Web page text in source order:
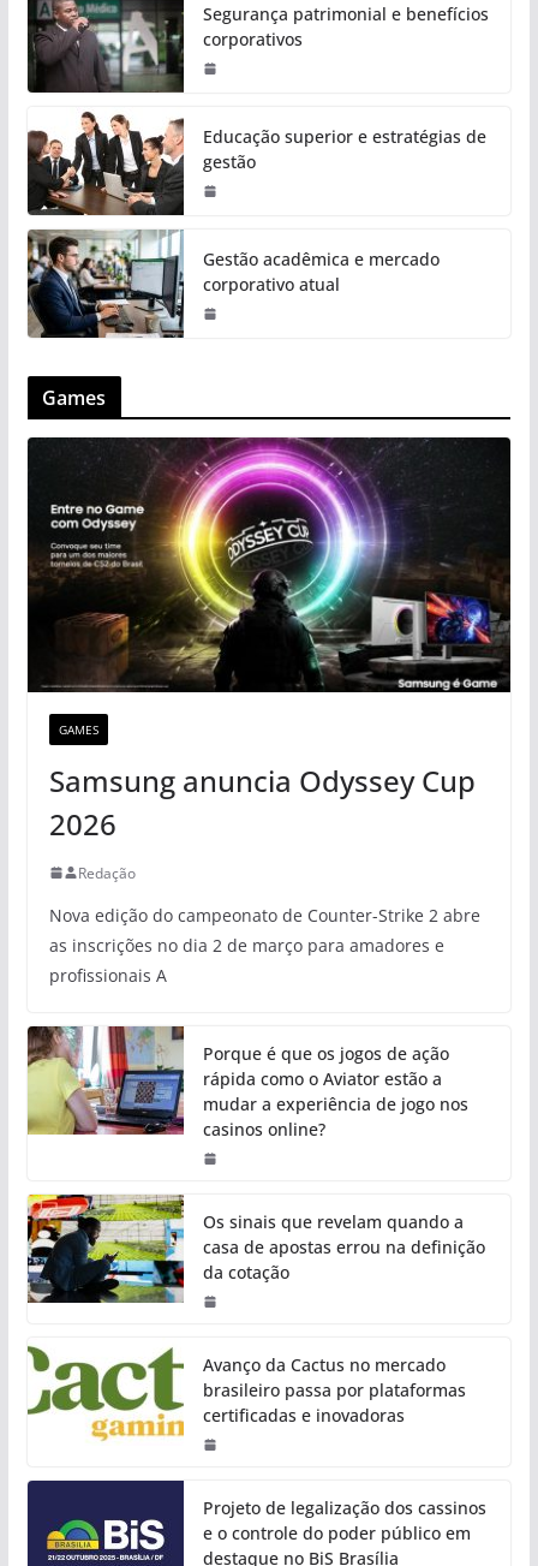
Segurança patrimonial e benefícios
corporativos
Educação superior e estratégias de
gestão
Gestão acadêmica e mercado
corporativo atual
Games
GAMES
Samsung anuncia Odyssey Cup
2026
Redação
Nova edição do campeonato de Counter-Strike 2 abre
as inscrições no dia 2 de março para amadores e
profissionais A
Porque é que os jogos de ação
rápida como o Aviator estão a
mudar a experiência de jogo nos
casinos online?
Os sinais que revelam quando a
casa de apostas errou na definição
da cotação
Avanço da Cactus no mercado
brasileiro passa por plataformas
certificadas e inovadoras
Projeto de legalização dos cassinos
e o controle do poder público em
destaque no BiS Brasília